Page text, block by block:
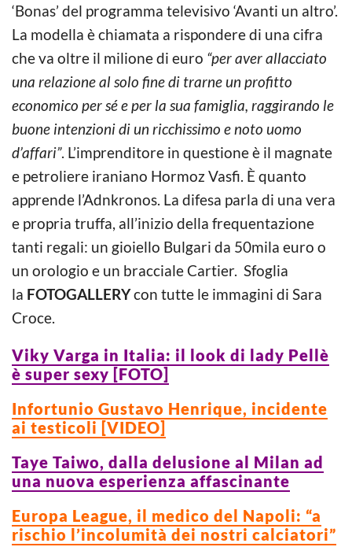
‘Bonas’ del programma televisivo ‘Avanti un altro’.
La modella è chiamata a rispondere di una cifra
che va oltre il milione di euro “per aver allacciato
una relazione al solo fine di trarne un profitto
economico per sé e per la sua famiglia, raggirando le
buone intenzioni di un ricchissimo e noto uomo
d’affari”. L’imprenditore in questione è il magnate
e petroliere iraniano Hormoz Vasfi. È quanto
apprende l’Adnkronos. La difesa parla di una vera
e propria truffa, all’inizio della frequentazione
tanti regali: un gioiello Bulgari da 50mila euro o
un orologio e un bracciale Cartier. Sfoglia
la FOTOGALLERYcon tutte le immagini di Sara
Croce.
Viky Varga in Italia: il look di lady Pellè
è super sexy [FOTO]
Infortunio Gustavo Henrique, incidente
ai testicoli [VIDEO]
Taye Taiwo, dalla delusione al Milan ad
una nuova esperienza affascinante
Europa League, il medico del Napoli: “a
rischio l’incolumità dei nostri calciatori”